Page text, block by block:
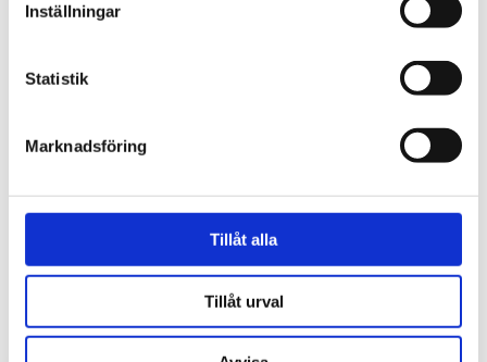
Inställningar
Statistik
Marknadsföring
Tillåt alla
Tillåt urval
ÉLITIS
cm
Nyhet Nyhet